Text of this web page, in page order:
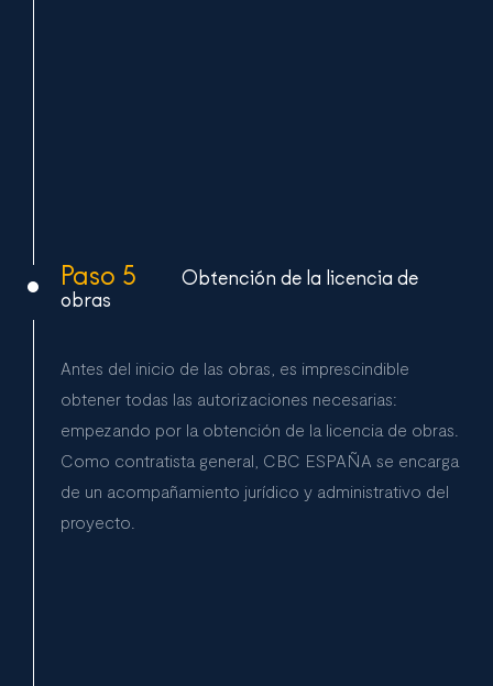
Paso 5
Obtención de la licencia de
obras
Antes del inicio de las obras, es imprescindible
obtener todas las autorizaciones necesarias:
empezando por la obtención de la licencia de obras.
Como contratista general, CBC ESPAÑA se encarga
de un acompañamiento jurídico y administrativo del
proyecto.